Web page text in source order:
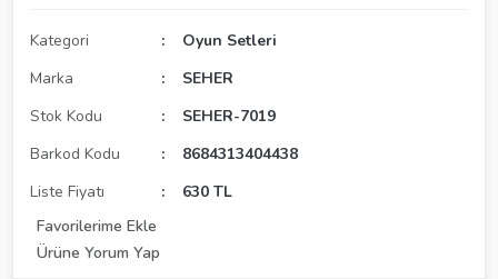
Kategori
Oyun Setleri
Marka
SEHER
Stok Kodu
SEHER-7019
Barkod Kodu
8684313404438
Liste Fiyatı
630 TL
Ürüne Yorum Yap